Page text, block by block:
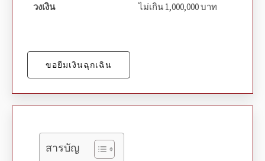
วงเงิน ไม่เกิน 1,000,000 บาท
ขอยืมเงินฉุกเฉิน
สารบัญ